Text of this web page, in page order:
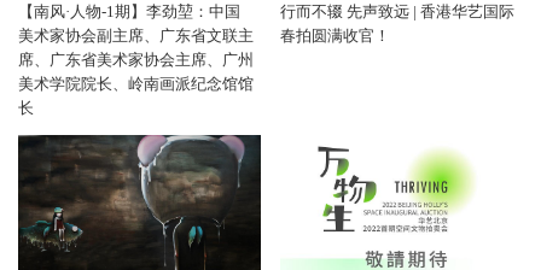
【南风·人物-1期】李劲堃：中国
美术家协会副主席、广东省文联主
席、广东省美术家协会主席、广州
美术学院院长、岭南画派纪念馆馆
长
行而不辍 先声致远 | 香港华艺国际
春拍圆满收官！